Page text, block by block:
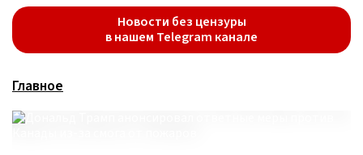
Новости без цензуры
в нашем Telegram канале
Главное